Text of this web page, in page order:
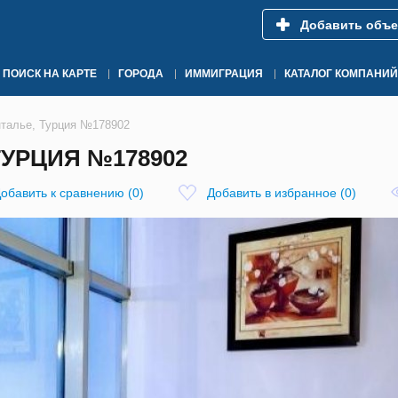
Добавить
ПОИСК НА КАРТЕ ГОРОДА ИММИГРАЦИЯ КАТАЛОГ КОМПАНИЙ
Турция №178902
№178902
к сравнению (0) Добавить в избранное (0)